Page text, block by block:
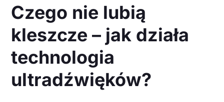
Czego nie lubią
kleszcze – jak działa
technologia
ultradźwięków?